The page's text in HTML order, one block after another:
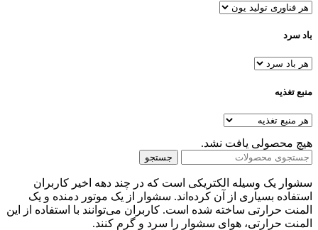
باد سرد
منبع تغذیه
هیچ محصولی یافت نشد.
جستجو
سشوار یک وسیله الکتریکی است که در چند دهه اخیر کاربران
استفاده بسیاری از آن کرده‌اند. سشوار‌ از یک موتور دمنده و یک
المنت حرارتی ساخته شده‌ است. کاربران می‌توانند با استفاده از این
المنت حرارتی، هوای سشوار را سرد و گرم کنند.